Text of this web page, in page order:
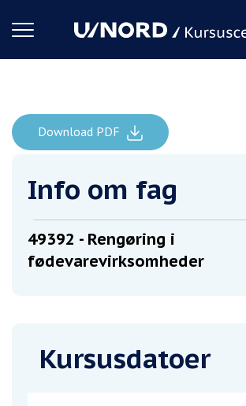
Toggle
Forside Rengøring i fødevarevirksomheder
Download PDF
Info om fag
49392 - Rengøring i
fødevarevirksomheder
Kursusdatoer